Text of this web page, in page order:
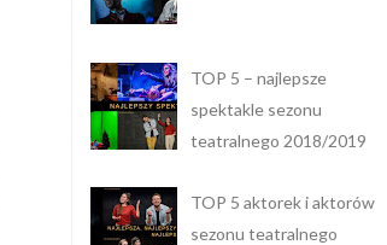
TOP 5 – najlepsze
spektakle sezonu
teatralnego 2018/2019
TOP 5 aktorek i aktorów
sezonu teatralnego